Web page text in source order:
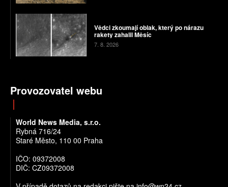
Vědci zkoumají oblak, který po nárazu
rakety zahalil Měsíc
7. 8. 2026
Provozovatel webu
World News Media, s.r.o.
Rybná 716/24
Staré Město, 110 00 Praha
IČO: 09372008
DIČ: CZ09372008